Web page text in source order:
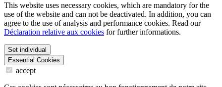
This website uses necessary cookies, which are mandatory for the
use of the website and can not be deactivated. In addition, you can
agree to the use of analysis and performance cookies. Read our
Déclaration relative aux cookies for further informations.
Set individual
Essential Cookies
accept